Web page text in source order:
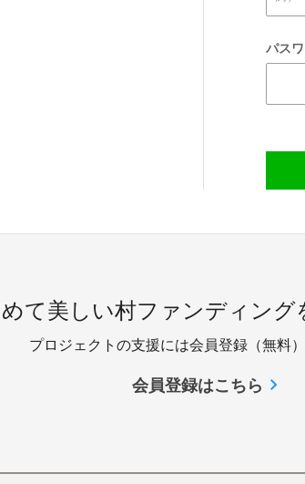
パス
て美しい村ファンディング
プロジェクトの支援には会員登録（無料
会員登録はこちら